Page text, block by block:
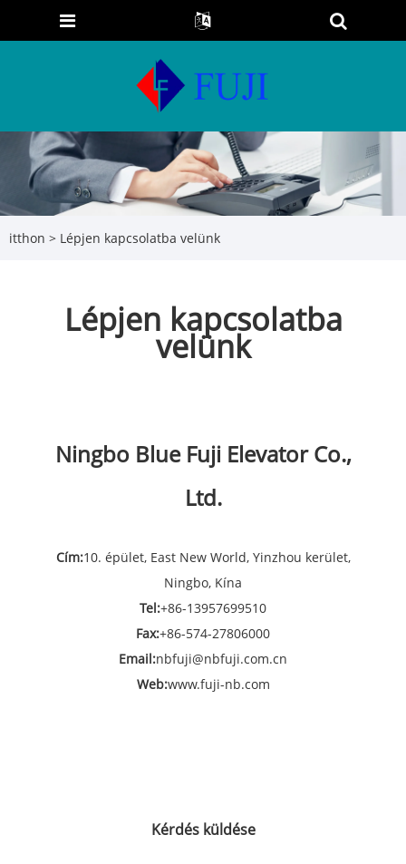
itthon > Lépjen kapcsolatba velünk
Lépjen kapcsolatba
velünk
Ningbo Blue Fuji Elevator Co.,
Ltd.
Cím:10. épület, East New World, Yinzhou kerület,
Ningbo, Kína
Tel:+86-13957699510
Fax:+86-574-27806000
Email:nbfuji@nbfuji.com.cn
Web:www.fuji-nb.com
Kérdés küldése